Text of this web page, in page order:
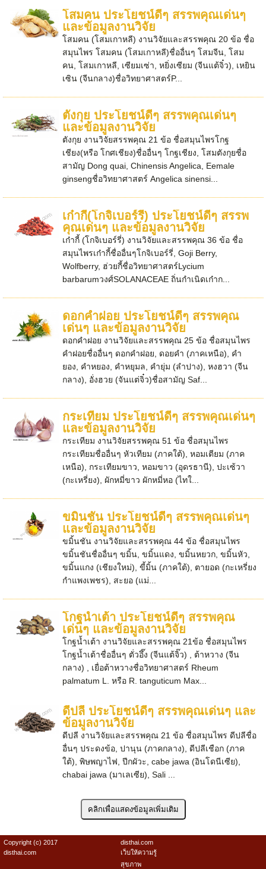
โสมคน ประโยชน์ดีๆ สรรพคุณเด่นๆ
และข้อมูลงานวิจัย
โสมคน (โสมเกาหลี) งานวิจัยและสรรพคุณ 20 ข้อ ชื่อ
สมุนไพร โสมคน (โสมเกาหลี)ชื่ออื่นๆ โสมจีน, โสม
คน, โสมเกาหลี, เซียมเซ่า, หยิ่งเซียม (จีนแต้จิ๋ว), เหยิน
เซิน (จีนกลาง)ชื่อวิทยาศาสตร์P...
ตังกุย ประโยชน์ดีๆ สรรพคุณเด่นๆ
และข้อมูลงานวิจัย
ตังกุย งานวิจัยสรรพคุณ 21 ข้อ ชื่อสมุนไพรโกฐ
เชียง(หรือ โกศเชียง)ชื่ออื่นๆ โกฐเชียง, โสมตังกุยชื่อ
สามัญ Dong quai, Chinensis Angelica, Eemale
ginsengชื่อวิทยาศาสตร์ Angelica sinensi...
เก๋ากี้(โกจิเบอร์รี่) ประโยชน์ดีๆ สรรพ
คุณเด่นๆ และข้อมูลงานวิจัย
เก๋ากี้ (โกจิเบอร์รี่) งานวิจัยและสรรพคุณ 36 ข้อ ชื่อ
สมุนไพรเก๋ากี้ชื่ออื่นๆโกจิเบอร์รี่, Goji Berry,
Wolfberry, ฮ่วยกี้ชื่อวิทยาศาสตร์Lycium
barbarumวงศ์SOLANACEAE ถิ่นกำเนิดเก๋าก...
ดอกคำฝอย ประโยชน์ดีๆ สรรพคุณ
เด่นๆ และข้อมูลงานวิจัย
ดอกคำฝอย งานวิจัยและสรรพคุณ 25 ข้อ ชื่อสมุนไพร
คำฝอยชื่ออื่นๆ ดอกคำฝอย, ดอยคำ (ภาคเหนือ), คำ
ยอง, คำหยอง, คำหยุมล, คำยุ่ม (ลำปาง), หงฮวา (จีน
กลาง), อั่งฮวย (จันแต่จิ๋ว)ชื่อสามัญ Saf...
กระเทียม ประโยชน์ดีๆ สรรพคุณเด่นๆ
และข้อมูลงานวิจัย
กระเทียม งานวิจัยสรรพคุณ 51 ข้อ ชื่อสมุนไพร
กระเทียมชื่ออื่นๆ หัวเทียม (ภาคใต้), หอมเตียม (ภาค
เหนือ), กระเทียมขาว, หอมขาว (อุดรธานี), ปะเซ้วา
(กะเหรี่ยง), ผักหมี่ขาว ผักหมี่หอ (ไทใ...
ขมิ้นชัน ประโยชน์ดีๆ สรรพคุณเด่นๆ
และข้อมูลงานวิจัย
ขมิ้นชัน งานวิจัยและสรรพคุณ 44 ข้อ ชื่อสมุนไพร
ขมิ้นชันชื่ออื่นๆ ขมิ้น, ขมิ้นแดง, ขมิ้นหยวก, ขมิ้นหัว,
ขมิ้นแกง (เชียงใหม่), ขี้มิ้น (ภาคใต้), ตายอด (กะเหรี่ยง
กำแพงเพชร), สะยอ (แม่...
โกฐน้ำเต้า ประโยชน์ดีๆ สรรพคุณ
เด่นๆ และข้อมูลงานวิจัย
โกฐน้ำเต้า งานวิจัยและสรรพคุณ 21ข้อ ชื่อสมุนไพร
โกฐน้ำเต้าชื่ออื่นๆ ตั่วอึ๊ง (จีนแต้จิ๊ว) , ต้าหวาง (จีน
กลาง) , เยื่อต้าหวางชื่อวิทยาศาสตร์ Rheum
palmatum L. หรือ R. tanguticum Max...
ดีปลี ประโยชน์ดีๆ สรรพคุณเด่นๆ และ
ข้อมูลงานวิจัย
ดีปลี งานวิจัยและสรรพคุณ 21 ข้อ ชื่อสมุนไพร ดีปลีชื่อ
อื่นๆ ประดงข้อ, ปานุน (ภาคกลาง), ดีปลีเชือก (ภาค
ใต้), พิษพญาไฟ, ปีกผัวะ, cabe jawa (อินโดนีเซีย),
chabai jawa (มาเลเซีย), Sali ...
Copyright (c) 2017
disthai.com
disthai.com
เว็บให้ความรู้
สุขภาพ